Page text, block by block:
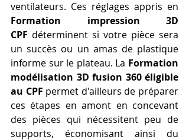
Formation impression 3D
CPF déterminent si votre pièce sera
un succès ou un amas de plastique
informe sur le plateau. La Formation
modélisation 3D fusion 360 éligible
au CPF permet d'ailleurs de préparer
ces étapes en amont en concevant
des pièces qui nécessitent peu de
supports, économisant ainsi du